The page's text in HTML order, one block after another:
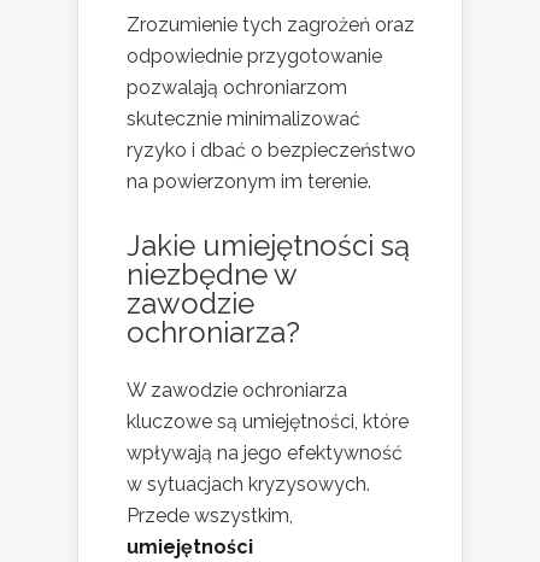
Zrozumienie tych zagrożeń oraz
odpowiednie przygotowanie
pozwalają ochroniarzom
skutecznie minimalizować
ryzyko i dbać o bezpieczeństwo
na powierzonym im terenie.
Jakie umiejętności są
niezbędne w
zawodzie
ochroniarza?
W zawodzie ochroniarza
kluczowe są umiejętności, które
wpływają na jego efektywność
w sytuacjach kryzysowych.
Przede wszystkim,
umiejętności